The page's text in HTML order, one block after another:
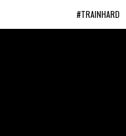
#TRAINHARD